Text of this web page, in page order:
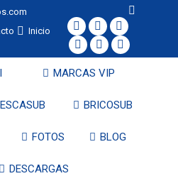
Inicio
Search:
Facebook
page
opens
new
X
page
opens
new
YouTube
page
new
Instagram
page
in
window
Pinterest
page
in
window
Facebook
in
window
MARCAS VIP
BRICOSUB
FOTOS BLOG
DESCARGAS